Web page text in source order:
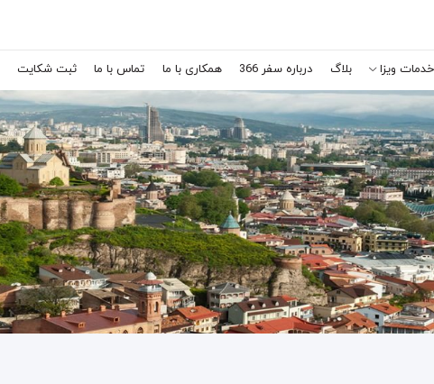
خدمات ویزا بلاگ درباره سفر 366 همکاری با ما تماس با ما ثبت شکایت